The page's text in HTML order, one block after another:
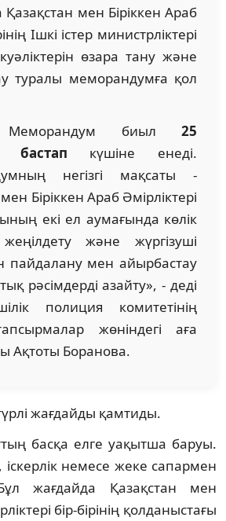
мен Біріккен Араб
Ішкі істер министрліктері
өзара тану және
туралы меморандумға қол
Меморандум биыл 25
бастап күшіне енеді.
негізгі мақсаты -
Біріккен Араб Әмірліктері
екі ел аумағында көлік
жеңілдету және жүргізуші
пайдалану мен айырбастау
рәсімдерді азайту», - деді
полиция комитетінің
жөніндегі аға
Ақтоты Боранова.
жағдайды қамтиды.
басқа елге уақытша баруы.
іскерлік немесе жеке сапармен
жағдайда Қазақстан мен
бір-бірінің қолданыстағы